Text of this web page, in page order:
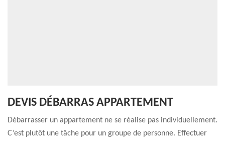
DEVIS DÉBARRAS APPARTEMENT
Débarrasser un appartement ne se réalise pas individuellement.
C’est plutôt une tâche pour un groupe de personne. Effectuer